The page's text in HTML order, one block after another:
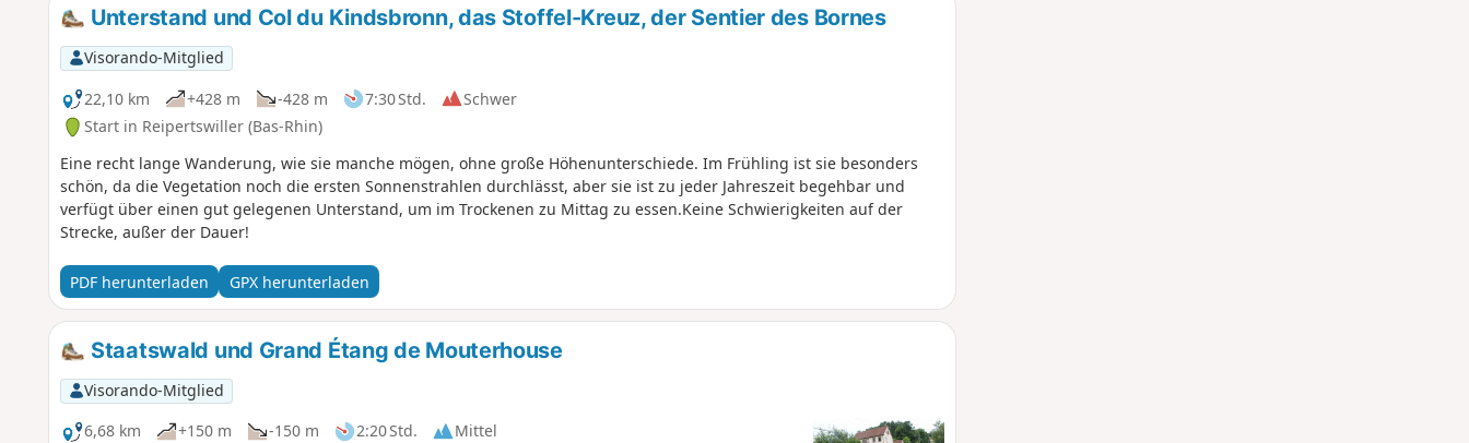
Unterstand und Col du Kindsbronn, das Stoffel-Kreuz, der Sentier des Bornes
Visorando-Mitglied
22,10 km
+428 m -428 m 7:30 Std.
Schwer
Start in Reipertswiller (Bas-Rhin)
Eine recht lange Wanderung, wie sie manche mögen, ohne große Höhenunterschiede. Im Frühling ist sie besonders
schön, da die Vegetation noch die ersten Sonnenstrahlen durchlässt, aber sie ist zu jeder Jahreszeit begehbar und
verfügt über einen gut gelegenen Unterstand, um im Trockenen zu Mittag zu essen.Keine Schwierigkeiten auf der
Strecke, außer der Dauer!
PDF herunterladen GPX herunterladen
Staatswald und Grand Étang de Mouterhouse
Visorando-Mitglied
6,68 km
+150 m -150 m 2:20 Std.
Mittel